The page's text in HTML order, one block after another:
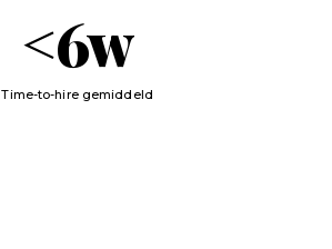
<6w
Time-to-hire gemiddeld